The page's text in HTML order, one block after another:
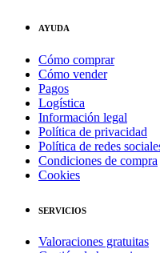
AYUDA
Cómo comprar
Cómo vender
Pagos
Logística
Información legal
Política de privacidad
Política de redes
Condiciones de compra
Cookies
SERVICIOS
Valoraciones gratuitas